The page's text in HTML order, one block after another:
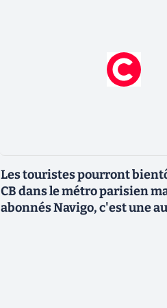
Les touristes pourront
CB dans le métro parisien
abonnés Navigo, c'est une